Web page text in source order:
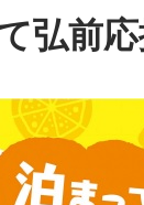
弘前